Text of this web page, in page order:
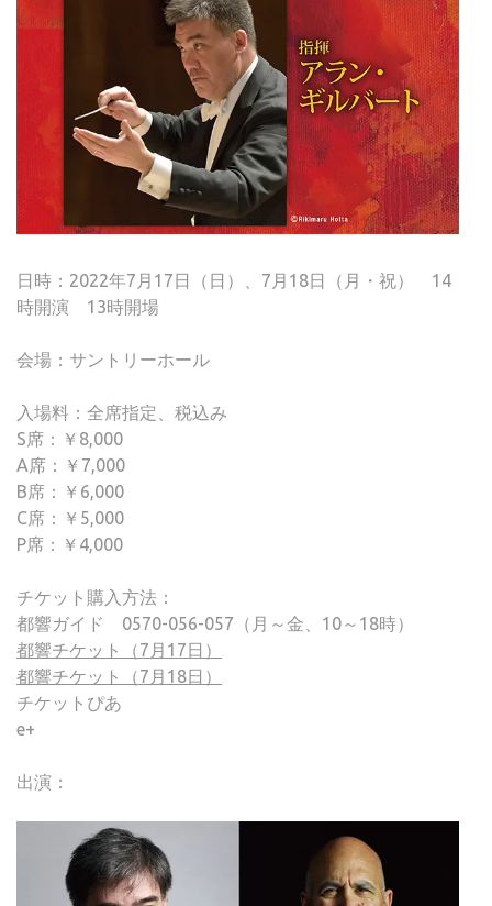
日時：2022年7月17日（日）、7月18日（月・祝） 14
時開演 13時開場
会場：サントリーホール
入場料：全席指定、税込み
S席：￥8,000
A席：￥7,000
B席：￥6,000
C席：￥5,000
P席：￥4,000
チケット購入方法：
都響ガイド 0570-056-057（月～金、10～18時）
都響チケット（7月17日）
都響チケット（7月18日）
チケットぴあ
e+
出演：